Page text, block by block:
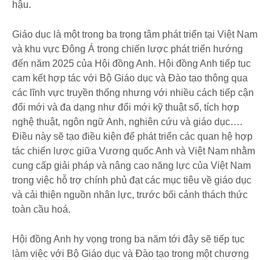
hậu.
Giáo dục là một trong ba trọng tâm phát triển tại Việt Nam
và khu vực Đông Á trong chiến lược phát triển hướng
đến năm 2025 của Hội đồng Anh. Hội đồng Anh tiếp tục
cam kết hợp tác với Bộ Giáo dục và Đào tạo thông qua
các lĩnh vực truyền thống nhưng với nhiều cách tiếp cận
đổi mới và đa dạng như đổi mới kỹ thuật số, tích hợp
nghệ thuật, ngôn ngữ Anh, nghiên cứu và giáo dục….
Điều này sẽ tạo điều kiện để phát triển các quan hệ hợp
tác chiến lược giữa Vương quốc Anh và Việt Nam nhằm
cung cấp giải pháp và nâng cao năng lực của Việt Nam
trong việc hỗ trợ chính phủ đạt các mục tiêu về giáo dục
và cải thiện nguồn nhân lực, trước bối cảnh thách thức
toàn cầu hoá.
Hội đồng Anh hy vọng trong ba năm tới đây sẽ tiếp tục
làm việc với Bộ Giáo dục và Đào tạo trong một chương